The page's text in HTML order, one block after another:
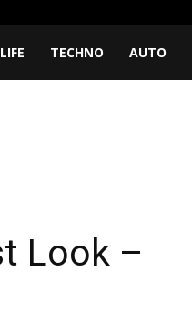
LIFE TECHNO AUTO
Look –